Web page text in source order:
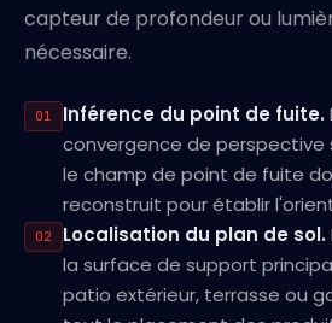
capteur de profondeur ou
nécessaire.
01 Inférence du point de fuite.
convergence de
le champ de point de fuite
reconstruit pour établir
02 Localisation du plan de sol.
la surface de support
patio extérieur, terrasse ou